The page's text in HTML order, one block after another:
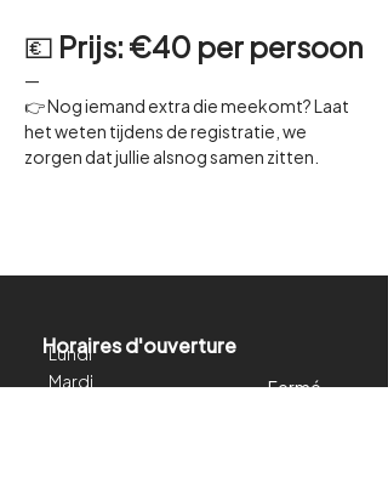
💶 Prijs: €40 per persoon
—
👉 Nog iemand extra die meekomt? Laat
het weten tijdens de registratie, we
zorgen dat jullie alsnog samen zitten.
Horaires d'ouverture
Lundi
Mardi
Fermé